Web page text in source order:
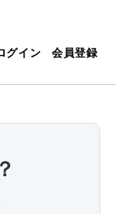
グイン 会員登録